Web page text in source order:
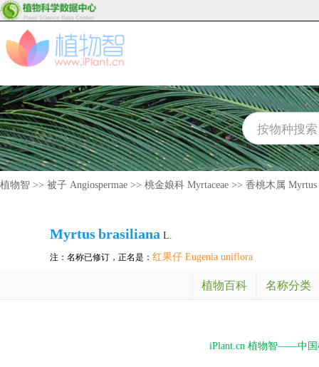
植物智 >> 被子 Angiospermae >> 桃金娘科 Myrtaceae >> 香桃木属 Myrtus
Myrtusbrasiliana L.
注：名称已修订，正名是： 红果仔 Eugenia uniflora
植物百科 名称分类
iPlant.cn 植物智——中国